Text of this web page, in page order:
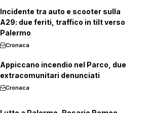
Incidente tra auto e scooter sulla
A29: due feriti, traffico in tilt verso
Palermo
Cronaca
Appiccano incendio nel Parco, due
extracomunitari denunciati
Cronaca